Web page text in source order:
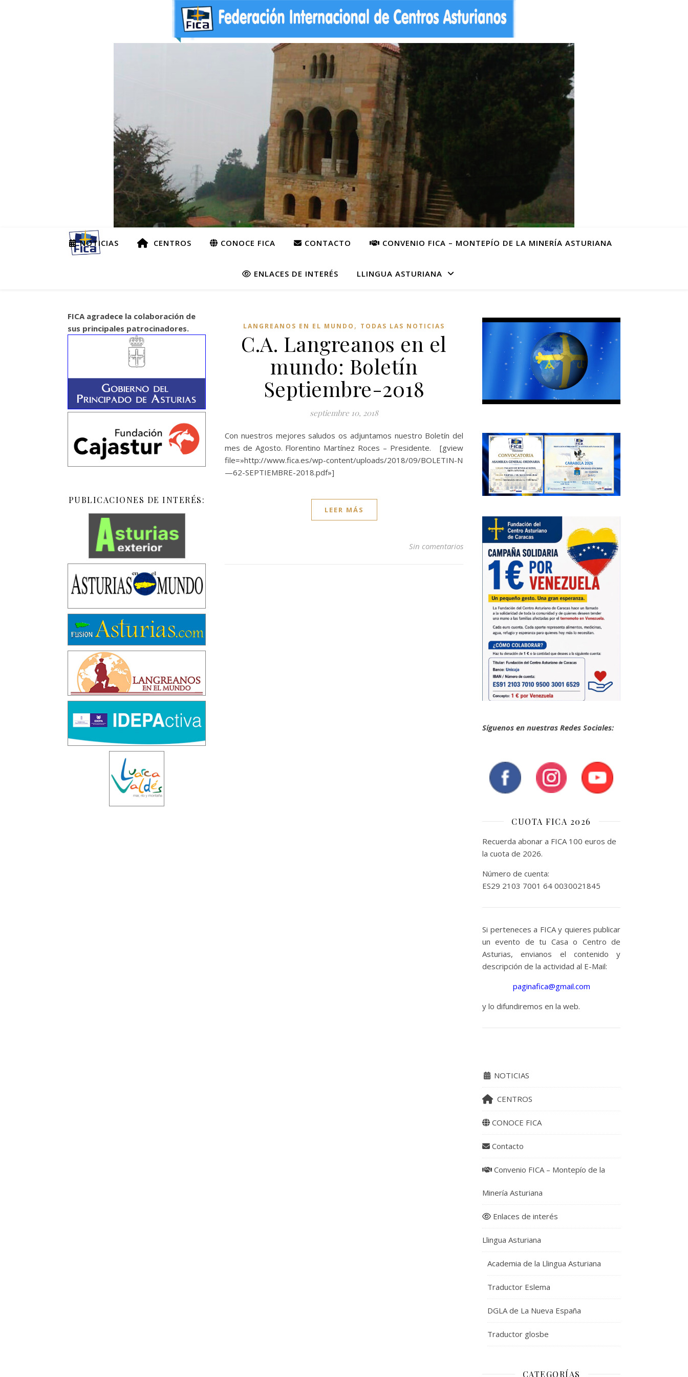
NOTICIAS CENTROS CONOCE FICA CONTACTO CONVENIO FICA – MONTEPÍO DE LA MINERÍA ASTURIANA
ENLACES DE INTERÉS LLINGUA ASTURIANA
FICA agradece la colaboración de
sus principales patrocinadores.
PUBLICACIONES DE INTERÉS:
LANGREANOS EN EL MUNDO , TODAS LAS NOTICIAS
C.A. Langreanos en el
mundo: Boletín
Septiembre-2018
septiembre 10, 2018
Con nuestros mejores saludos os adjuntamos nuestro Boletín del
mes de Agosto. Florentino Martínez Roces – Presidente. [gview
file=»http://www.fica.es/wp-content/uploads/2018/09/BOLETIN-N
—62-SEPTIEMBRE-2018.pdf»]
LEER MÁS
Sin comentarios
Síguenos en nuestras Redes Sociales:
CUOTA FICA 2026
Recuerda abonar a FICA 100 euros de
la cuota de 2026.
Número de cuenta:
ES29 2103 7001 64 0030021845
Si perteneces a FICA y quieres publicar
un evento de tu Casa o Centro de
Asturias, envianos el contenido y
descripción de la actividad al E-Mail:
paginafica@gmail.com
y lo difundiremos en la web.
NOTICIAS
CENTROS
CONOCE FICA
Contacto
Convenio FICA – Montepío de la
Minería Asturiana
Enlaces de interés
Llingua Asturiana
Academia de la Llingua Asturiana
Traductor Eslema
DGLA de La Nueva España
Traductor glosbe
CATEGORÍAS